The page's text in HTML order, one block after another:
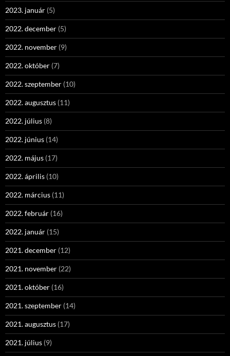
2023. január (5)
2022. december (5)
2022. november (9)
2022. október (7)
2022. szeptember (10)
2022. augusztus (11)
2022. július (8)
2022. június (14)
2022. május (17)
2022. április (10)
2022. március (11)
2022. február (16)
2022. január (15)
2021. december (12)
2021. november (22)
2021. október (16)
2021. szeptember (14)
2021. augusztus (17)
2021. július (9)